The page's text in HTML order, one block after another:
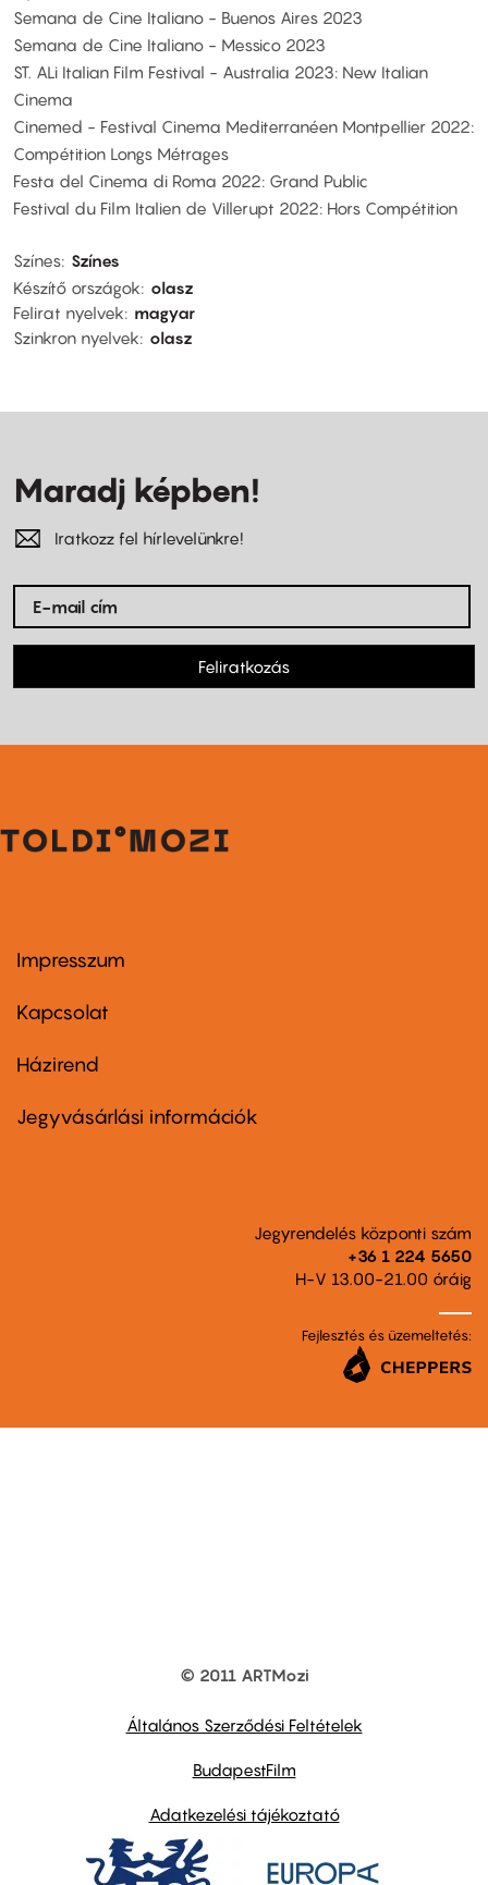
Semana de Cine Italiano - Buenos Aires 2023
Semana de Cine Italiano - Messico 2023
ST. ALi Italian Film Festival - Australia 2023: New Italian
Cinema
Cinemed - Festival Cinema Mediterranéen Montpellier 2022:
Compétition Longs Métrages
Festa del Cinema di Roma 2022: Grand Public
Festival du Film Italien de Villerupt 2022: Hors Compétition
Színes Színes
Készítő országok
olasz
Felirat nyelvek
magyar
Szinkron nyelvek
olasz
Maradj képben!
Iratkozz fel hírlevelünkre!
Feliratkozás
Footer
first
Impresszum
Kapcsolat
Footer
second
Házirend
Jegyvásárlási információk
Jegyrendelés központi szám
+36 1 224 5650
H-V 13.00-21.00 óráig
Fejlesztés és üzemeltetés:
© 2011 ARTMozi
Általános Szerződési Feltételek
BudapestFilm
Adatkezelési tájékoztató